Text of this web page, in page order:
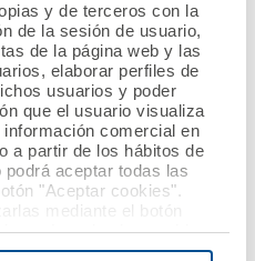
y de terceros con la
de la sesión de usuario,
de la página web y las
elaborar perfiles de
usuarios y poder
que el usuario visualiza
comercial en
a partir de los hábitos de
aceptar todas las
"Aceptar cookies".
mediante el botón
todas las cookies
permitir el acceso a los
Ver noticia